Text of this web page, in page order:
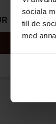
sociala
till de
med